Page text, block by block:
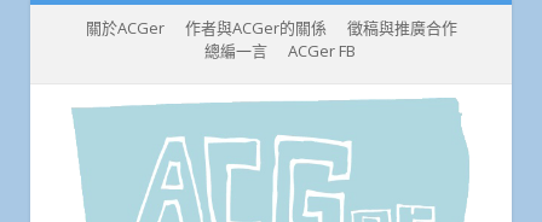
關於ACGer 作者與ACGer的關係
徵稿與推廣合作
總編一言
ACGer FB